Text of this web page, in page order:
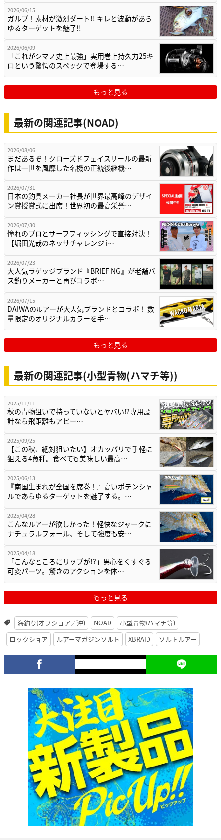
2026/06/15
ガルプ！素材が激烈ダート!! キレと波動があら
ゆるターゲットを魅了!!
2026/06/09
「これがシマノ史上最強」実用巻上持久力25キ
ロという驚愕のスペックで登場する…
もっと見る
最新の関連記事(NOAD)
2026/08/06
まだあるぞ！クローズドフェイスリールの最新
作は一世を風靡した名機の正統後継機…
2026/07/31
日本の釣具メーカー社長が世界最高峰のデザイ
ン賞授賞式に出席！世界初の最高栄誉…
2026/07/30
憧れのプロとサーフフィッシングで直接対決！
【堀田光哉のネッサチャレンジ i…
2026/07/23
大人気ラゲッジブランド『BRIEFING』が老舗バ
ス釣りメーカーと再びコラボ…
2026/07/15
DAIWAのルアーが大人気ブランドとコラボ！ 数
量限定のオリジナルカラーを手…
もっと見る
最新の関連記事(小型青物(ハマチ等))
2025/11/11
秋の青物狙いで持っていないとヤバい⁉専用設
計なら飛距離もアピー…
2025/09/25
【この秋、絶対狙いたい】オカッパリで手軽に
狙える4魚種。食べても美味しい最高…
2025/06/13
『南国生まれが全国を席巻！』高いポテンシャ
ルであらゆるターゲットを魅了する。…
2025/04/28
こんなルアーが欲しかった！軽快なジャークに
ナチュラルフォール、そして強度も安…
2025/04/18
「こんなところにリップが!?」男心をくすぐる
可変パーツ。驚きのアクションを体…
もっと見る
海釣り(オフショア／沖) NOAD
小型青物(ハマチ等)
ロックショア
ルアーマガジンソルト XBRAID ソルトルアー